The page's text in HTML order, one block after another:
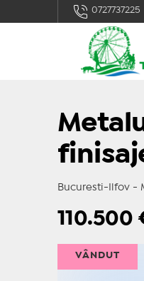
0727737225
Bucuresti-Ilfov -
110.500
VÂNDUT